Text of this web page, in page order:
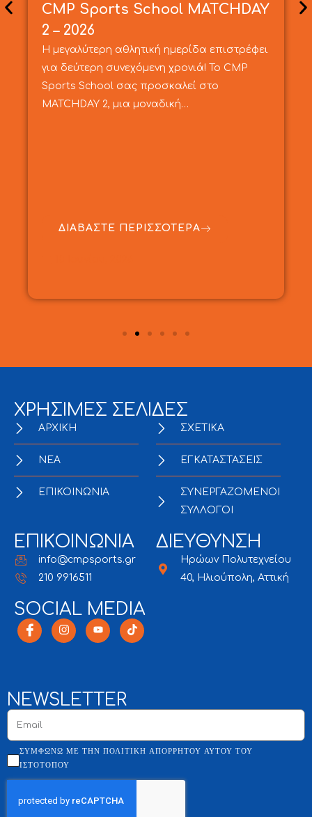
CMP Sports School MATCHDAY
2 – 2026
Η μεγαλύτερη αθλητική ημερίδα επιστρέφει
για δεύτερη συνεχόμενη χρονιά! Το CMP
Sports School σας προσκαλεί στο
MATCHDAY 2, μια μοναδική…
ΔΙΑΒΑΣΤΕ ΠΕΡΙΣΣΟΤΕΡΑ
ΧΡΗΣΙΜΕΣ ΣΕΛΙΔΕΣ
ΑΡΧΙΚΗ
NEA
ΕΠΙΚΟΙΝΩΝΙΑ
ΣΧΕΤΙΚΑ
ΕΓΚΑΤΑΣΤΑΣΕΙΣ
ΣΥΝΕΡΓΑΖΟΜΕΝΟΙ
ΣΥΛΛΟΓΟΙ
ΕΠΙΚΟΙΝΩΝΙΑ
info@cmpsports.gr
210 9916511
ΔΙΕΥΘΥΝΣΗ
Ηρώων Πολυτεχνείου
40, Ηλιούπολη, Αττική
SOCIAL MEDIA
NEWSLETTER
ΣΥΜΦΩΝΏ ΜΕ ΤΗΝ ΠΟΛΙΤΙΚΉ ΑΠΟΡΡΉΤΟΥ ΑΥΤΟΎ ΤΟΥ
ΙΣΤΌΤΟΠΟΥ